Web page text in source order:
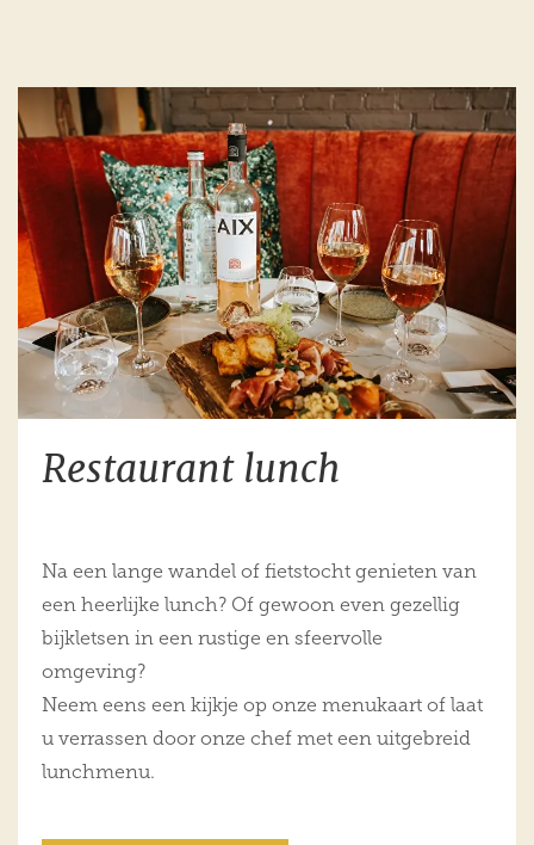
Restaurant lunch
Na een lange wandel of fietstocht genieten van
een heerlijke lunch? Of gewoon even gezellig
bijkletsen in een rustige en sfeervolle
omgeving?
Neem eens een kijkje op onze menukaart of laat
u verrassen door onze chef met een uitgebreid
lunchmenu.